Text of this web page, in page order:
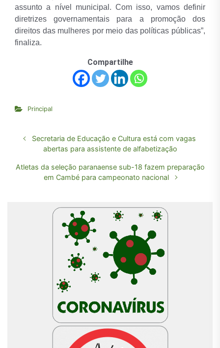
assunto a nível municipal. Com isso, vamos definir
diretrizes governamentais para a promoção dos
direitos das mulheres por meio das políticas públicas”,
finaliza.
Compartilhe
Principal
Secretaria de Educação e Cultura está com vagas
abertas para assistente de alfabetização
Atletas da seleção paranaense sub-18 fazem preparação
em Cambé para campeonato nacional